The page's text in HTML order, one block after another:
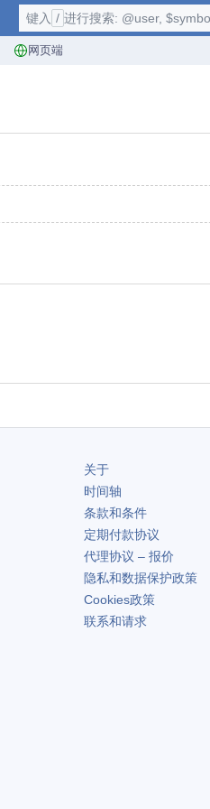
网页端
键入 / 进行搜索: @user,
关于
时间轴
条款和条件
定期付款协议
代理协议 – 报价
隐私和数据保护政策
Cookies政策
联系和请求